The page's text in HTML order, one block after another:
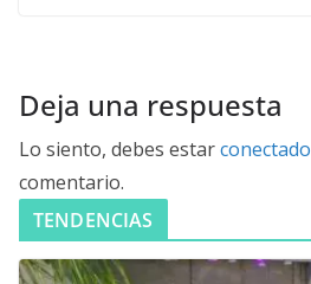
Deja una respuesta
Lo siento, debes estarconectado
comentario.
TENDENCIAS